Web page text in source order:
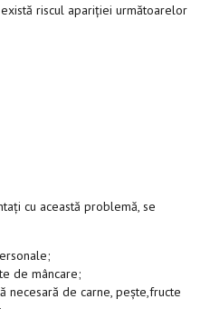
riscul apariției următoarelor
cu această problemă, se
de mâncare;
necesară de carne, pește,fructe